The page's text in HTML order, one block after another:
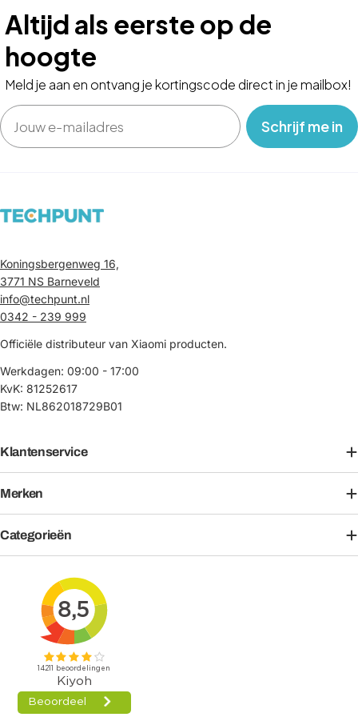
Altijd als eerste op de
hoogte
Meld je aan en ontvang je kortingscode direct in je mailbox!
Email
‎ ‎ ‎ Schrijf me in‎ ‎ ‎ ‎
Koningsbergenweg 16,
3771 NS Barneveld
info@techpunt.nl
0342 - 239 999
Officiële distributeur van Xiaomi producten.
Werkdagen: 09:00 - 17:00
KvK: 81252617
Btw: NL862018729B01
Klantenservice
Merken
Categorieën